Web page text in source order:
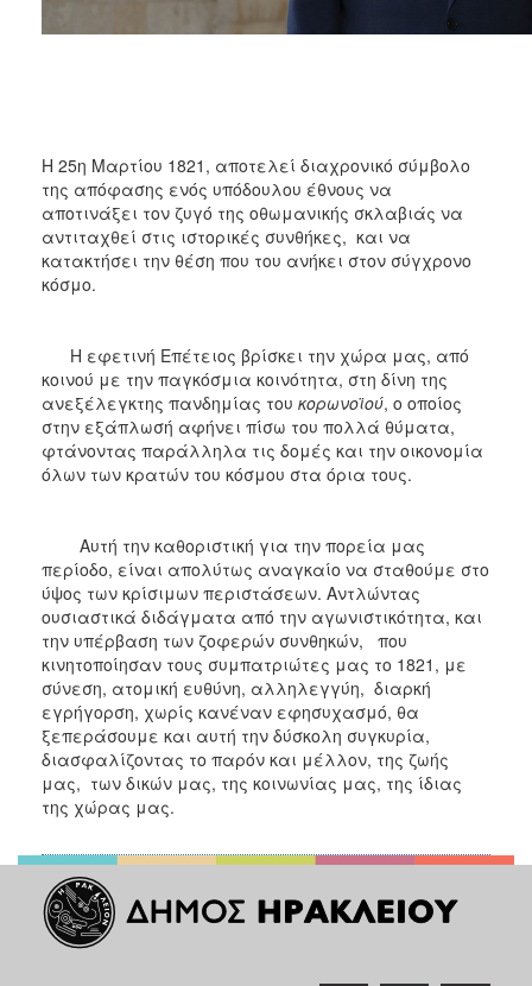
Η 25η Μαρτίου 1821, αποτελεί διαχρονικό σύμβολο
της απόφασης ενός υπόδουλου έθνους να
αποτινάξει τον ζυγό της οθωμανικής σκλαβιάς να
αντιταχθεί στις ιστορικές συνθήκες, και να
κατακτήσει την θέση που του ανήκει στον σύγχρονο
κόσμο.
Η εφετινή Επέτειος βρίσκει την χώρα μας, από
κοινού με την παγκόσμια κοινότητα, στη δίνη της
ανεξέλεγκτης πανδημίας του κορωνοϊού, ο οποίος
στην εξάπλωσή αφήνει πίσω του πολλά θύματα,
φτάνοντας παράλληλα τις δομές και την οικονομία
όλων των κρατών του κόσμου στα όρια τους.
Αυτή την καθοριστική για την πορεία μας
περίοδο, είναι απολύτως αναγκαίο να σταθούμε στο
ύψος των κρίσιμων περιστάσεων. Αντλώντας
ουσιαστικά διδάγματα από την αγωνιστικότητα, και
την υπέρβαση των ζοφερών συνθηκών, που
κινητοποίησαν τους συμπατριώτες μας το 1821, με
σύνεση, ατομική ευθύνη, αλληλεγγύη, διαρκή
εγρήγορση, χωρίς κανέναν εφησυχασμό, θα
ξεπεράσουμε και αυτή την δύσκολη συγκυρία,
διασφαλίζοντας το παρόν και μέλλον, της ζωής
μας, των δικών μας, της κοινωνίας μας, της ίδιας
της χώρας μας.